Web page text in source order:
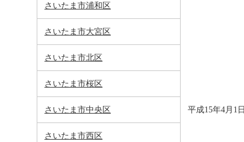
さいたま市浦和区
平成15年4月1日
さいたま市大宮区
さいたま市北区
さいたま市桜区
さいたま市中央区
さいたま市西区